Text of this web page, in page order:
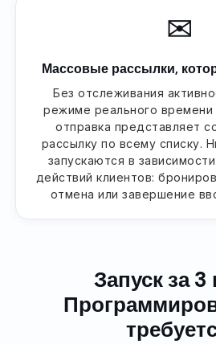
✉
Массовые рассылки,
Без отслеживания
режиме реального времени
отправка представляет
рассылку по всему списку.
запускаются в
действий клиентов:
отмена или завершение
Запуск за 3